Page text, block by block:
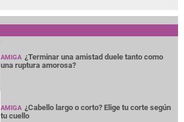
AMIGA ¿Terminar una amistad duele tanto como
una ruptura amorosa?
AMIGA ¿Cabello largo o corto? Elige tu corte según
tu cuello